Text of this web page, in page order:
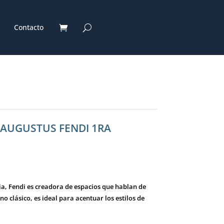
Contacto
FENDI 1RA
Fendi es creadora de espacios que hablan de
clásico, es ideal para acentuar los estilos de